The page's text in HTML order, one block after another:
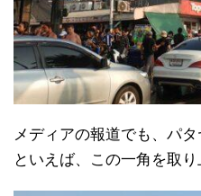
メディアの報道でも、パ
といえば、この一角を取り